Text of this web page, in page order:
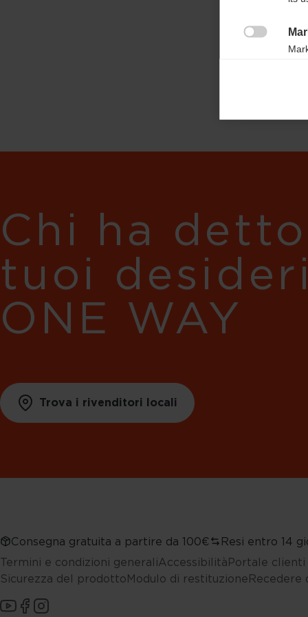
Chi ha
tuoi
ONE WAY
Trova i rivenditori locali
Consegna gratuita a partire da 100€ Resi entro 14
Termini e condizioni generaliAccessibilitàPortale clienti
Sicurezza del prodottoModulo di restituzioneRecedere